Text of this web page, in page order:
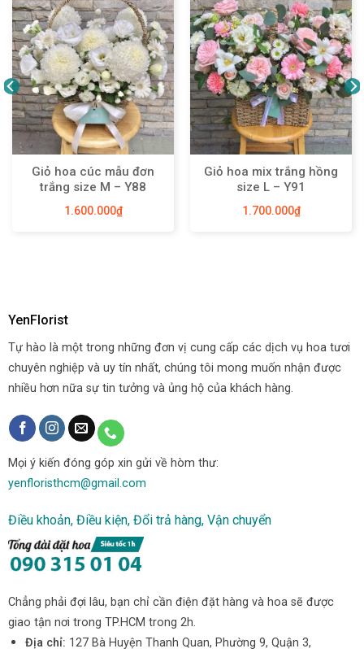
Giỏ hoa cúc mẫu đơn
trắng size M – Y88
1.600.000₫
Giỏ hoa mix trắng hồng
size L – Y91
1.700.000₫
YenFlorist
Tự hào là một trong những đơn vị cung cấp các dịch vụ hoa tươi
chuyên nghiệp và uy tín nhất, chúng tôi mong muốn nhận được
nhiều hơn nữa sự tin tưởng và ủng hộ của khách hàng.
Mọi ý kiến đóng góp xin gửi về hòm thư:
yenfloristhcm@gmail.com
Điều khoản, Điều kiện, Đổi trả hàng, Vận chuyển
Chẳng phải đợi lâu, bạn chỉ cần điện đặt hàng và hoa sẽ được
giao tận nơi trong TP.HCM trong 2h.
Địa chỉ: 127 Bà Huyện Thanh Quan, Phường 9, Quận 3,